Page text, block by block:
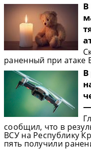
В
раненный при атаке
В
—
сообщил, что в
ВСУ на Республику
пять получили